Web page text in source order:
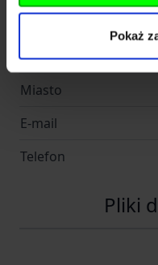
Pokaż
Kod pocztowy
Miasto
E-mail
Telefon
Pliki